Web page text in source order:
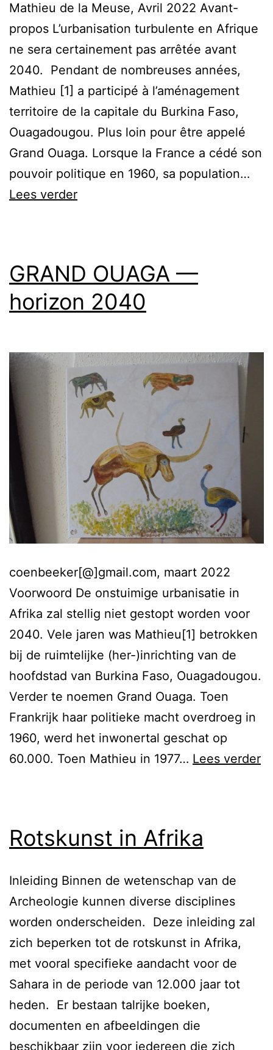
Mathieu de la Meuse, Avril 2022 Avant-
propos L’urbanisation turbulente en Afrique
ne sera certainement pas arrêtée avant
2040. Pendant de nombreuses années,
Mathieu [1] a participé à l’aménagement
territoire de la capitale du Burkina Faso,
Ouagadougou. Plus loin pour être appelé
Grand Ouaga. Lorsque la France a cédé son
pouvoir politique en 1960, sa population…
Lees verderOuagadougou:
GRAND OUAGA —
horizon 2040
coenbeeker[@]gmail.com, maart 2022
Voorwoord De onstuimige urbanisatie in
Afrika zal stellig niet gestopt worden voor
2040. Vele jaren was Mathieu[1] betrokken
bij de ruimtelijke (her-)inrichting van de
hoofdstad van Burkina Faso, Ouagadougou.
Verder te noemen Grand Ouaga. Toen
Frankrijk haar politieke macht overdroeg in
1960, werd het inwonertal geschat op
60.000. Toen Mathieu in 1977… Lees verder
Rotskunst in Afrika
Inleiding Binnen de wetenschap van de
Archeologie kunnen diverse disciplines
worden onderscheiden. Deze inleiding zal
zich beperken tot de rotskunst in Afrika,
met vooral specifieke aandacht voor de
Sahara in de periode van 12.000 jaar tot
heden. Er bestaan talrijke boeken,
documenten en afbeeldingen die
beschikbaar zijn voor iedereen die zich